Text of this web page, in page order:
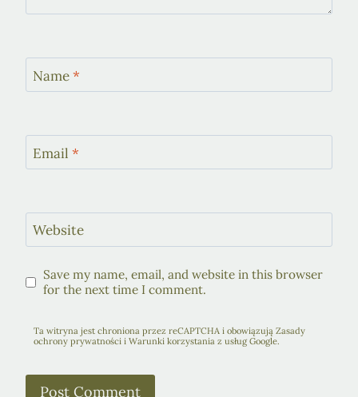
Name*
Email *
Website
Save my name, email, and website in this browser
for the next time I comment.
Ta witryna jest chroniona przez reCAPTCHA i obowiązują Zasady
ochrony prywatności i Warunki korzystania z usług Google.